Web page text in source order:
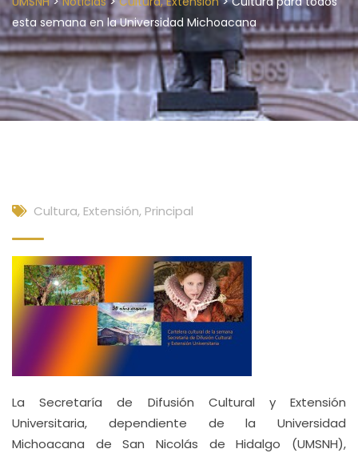
esta semana en la Universidad Michoacana
Cultura, Extensión, Principal
La Secretaría de Difusión Cultural y Extensión
Universitaria, dependiente de la Universidad
Michoacana de San Nicolás de Hidalgo (UMSNH),